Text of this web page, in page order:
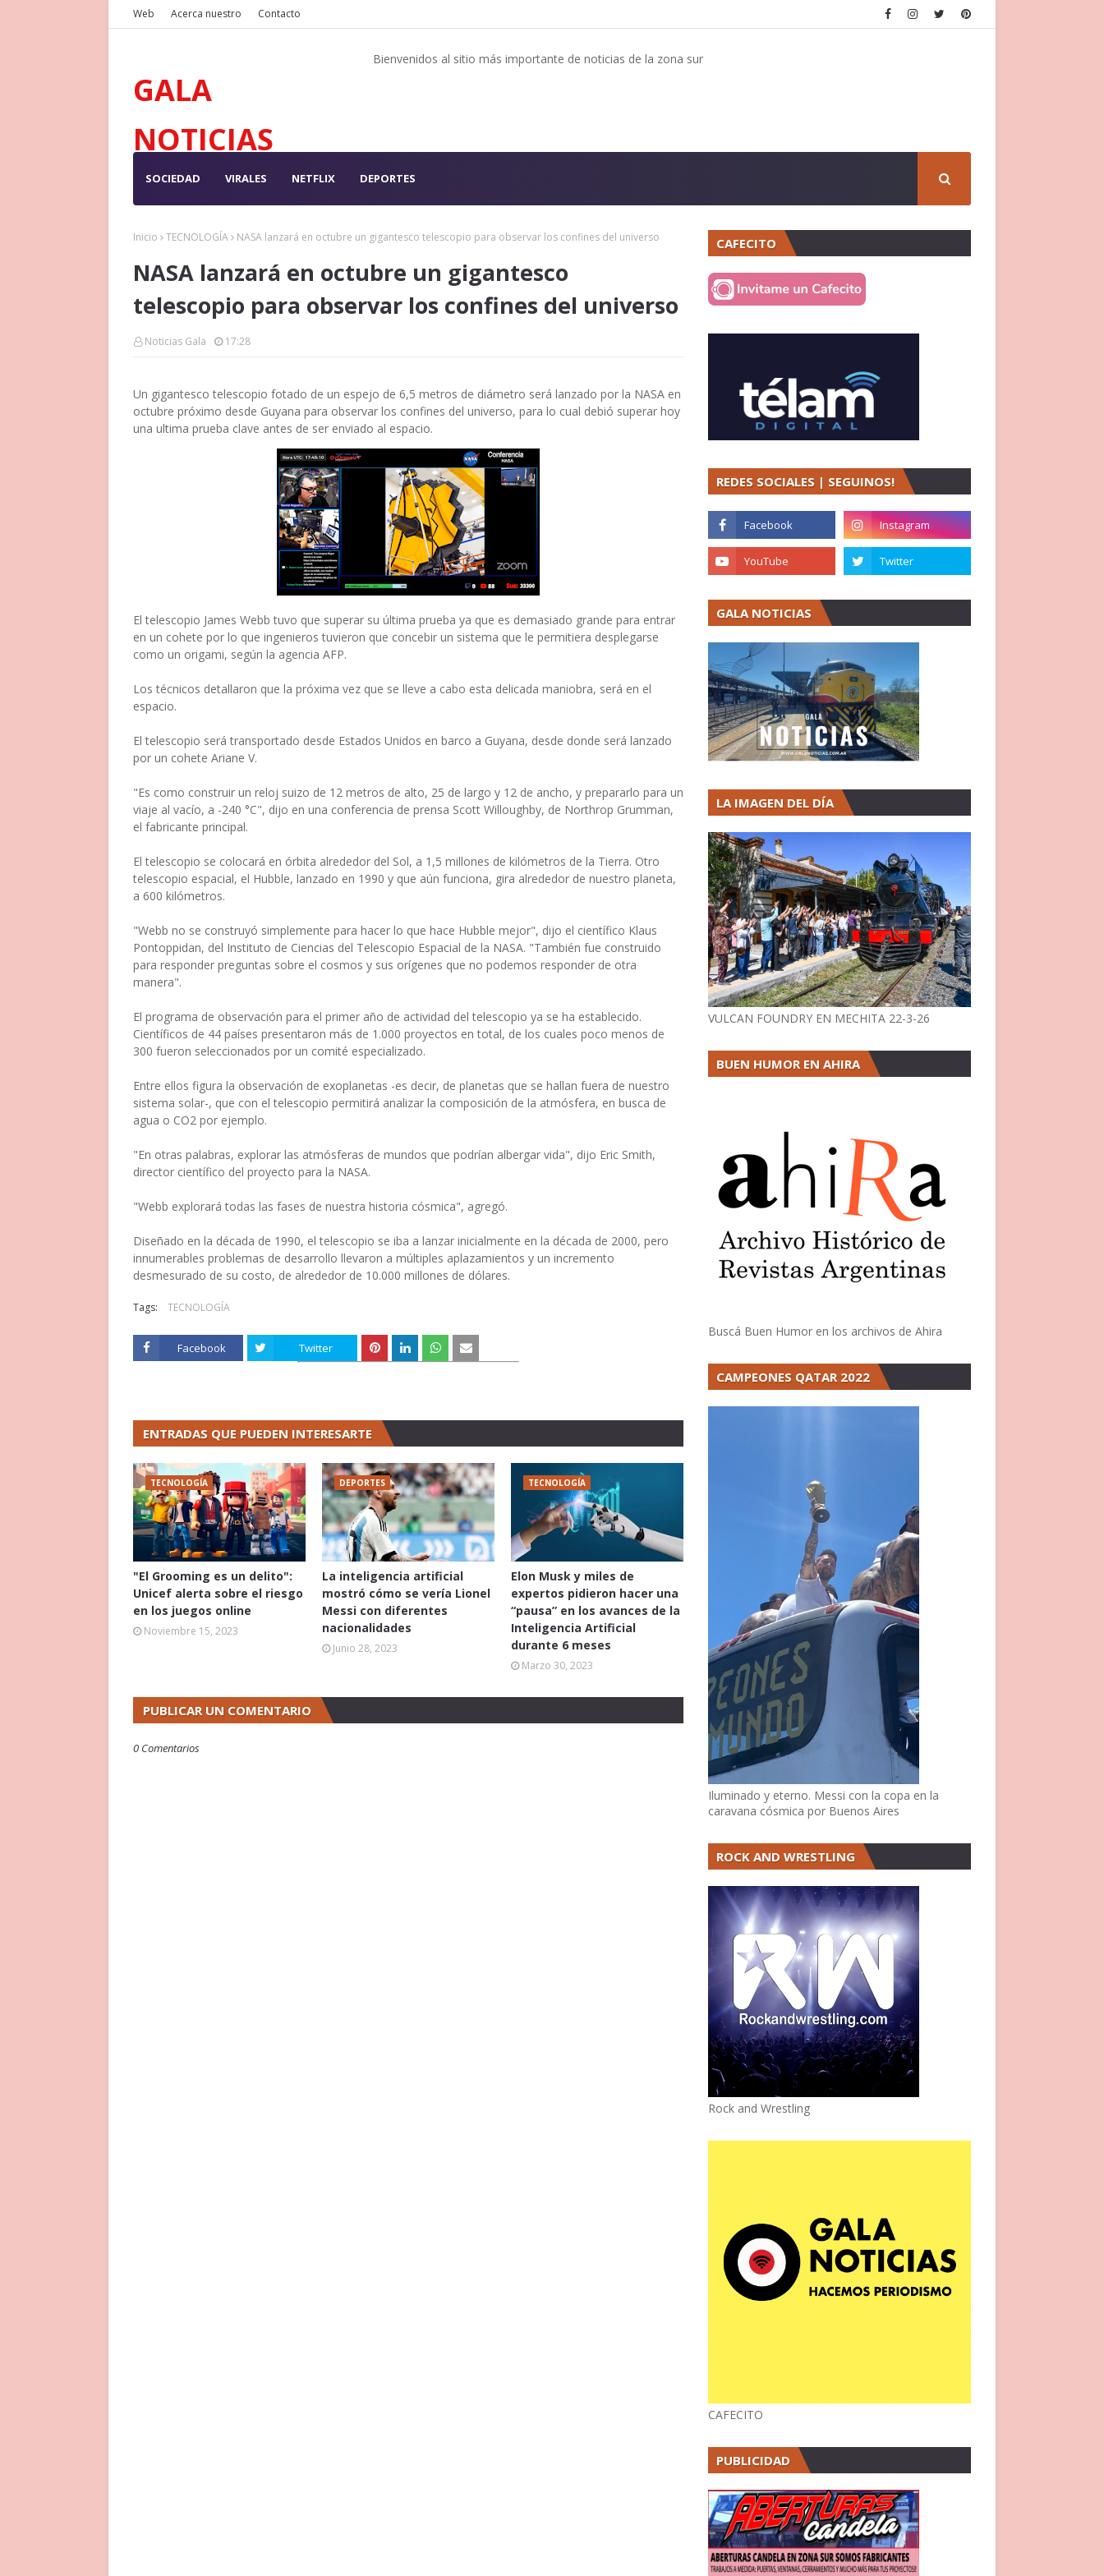
Web Acerca nuestro Contacto
GALA
NOTICIAS
Bienvenidos al sitio más importante de noticias de la zona sur
SOCIEDAD VIRALES NETFLIX DEPORTES
Inicio TECNOLOGÍA NASA lanzará en octubre un gigantesco telescopio para observar los confines del universo
NASA lanzará en octubre un gigantesco
telescopio para observar los confines del universo
Noticias Gala 17:28
Un gigantesco telescopio fotado de un espejo de 6,5 metros de diámetro será lanzado por la NASA en
octubre próximo desde Guyana para observar los confines del universo, para lo cual debió superar hoy
una ultima prueba clave antes de ser enviado al espacio.
El telescopio James Webb tuvo que superar su última prueba ya que es demasiado grande para entrar
en un cohete por lo que ingenieros tuvieron que concebir un sistema que le permitiera desplegarse
como un origami, según la agencia AFP.
Los técnicos detallaron que la próxima vez que se lleve a cabo esta delicada maniobra, será en el
espacio.
El telescopio será transportado desde Estados Unidos en barco a Guyana, desde donde será lanzado
por un cohete Ariane V.
"Es como construir un reloj suizo de 12 metros de alto, 25 de largo y 12 de ancho, y prepararlo para un
viaje al vacío, a -240 °C", dijo en una conferencia de prensa Scott Willoughby, de Northrop Grumman,
el fabricante principal.
El telescopio se colocará en órbita alrededor del Sol, a 1,5 millones de kilómetros de la Tierra. Otro
telescopio espacial, el Hubble, lanzado en 1990 y que aún funciona, gira alrededor de nuestro planeta,
a 600 kilómetros.
"Webb no se construyó simplemente para hacer lo que hace Hubble mejor", dijo el científico Klaus
Pontoppidan, del Instituto de Ciencias del Telescopio Espacial de la NASA. "También fue construido
para responder preguntas sobre el cosmos y sus orígenes que no podemos responder de otra
manera".
El programa de observación para el primer año de actividad del telescopio ya se ha establecido.
Científicos de 44 países presentaron más de 1.000 proyectos en total, de los cuales poco menos de
300 fueron seleccionados por un comité especializado.
Entre ellos figura la observación de exoplanetas -es decir, de planetas que se hallan fuera de nuestro
sistema solar-, que con el telescopio permitirá analizar la composición de la atmósfera, en busca de
agua o CO2 por ejemplo.
"En otras palabras, explorar las atmósferas de mundos que podrían albergar vida", dijo Eric Smith,
director científico del proyecto para la NASA.
"Webb explorará todas las fases de nuestra historia cósmica", agregó.
Diseñado en la década de 1990, el telescopio se iba a lanzar inicialmente en la década de 2000, pero
innumerables problemas de desarrollo llevaron a múltiples aplazamientos y un incremento
desmesurado de su costo, de alrededor de 10.000 millones de dólares.
Tags: TECNOLOGÍA
Facebook Twitter
ENTRADAS QUE PUEDEN INTERESARTE
TECNOLOGÍA
"El Grooming es un delito":
Unicef alerta sobre el riesgo
en los juegos online
Noviembre 15, 2023
DEPORTES
La inteligencia artificial
mostró cómo se vería Lionel
Messi con diferentes
nacionalidades
Junio 28, 2023
TECNOLOGÍA
Elon Musk y miles de
expertos pidieron hacer una
“pausa” en los avances de la
Inteligencia Artificial
durante 6 meses
Marzo 30, 2023
PUBLICAR UN COMENTARIO
0 Comentarios
CAFECITO
REDES SOCIALES | SEGUINOS!
GALA NOTICIAS
LA IMAGEN DEL DÍA
VULCAN FOUNDRY EN MECHITA 22-3-26
BUEN HUMOR EN AHIRA
Buscá Buen Humor en los archivos de Ahira
CAMPEONES QATAR 2022
Iluminado y eterno. Messi con la copa en la
caravana cósmica por Buenos Aires
ROCK AND WRESTLING
Rock and Wrestling
CAFECITO
PUBLICIDAD